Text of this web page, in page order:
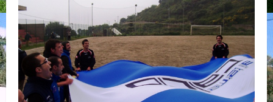
volare
l’Alì
Terme:
3-
1
allo
Sparagonà.